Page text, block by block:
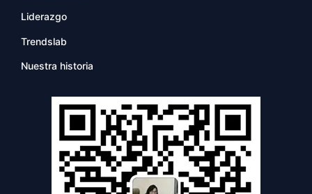
Liderazgo
Trendslab
Nuestra historia